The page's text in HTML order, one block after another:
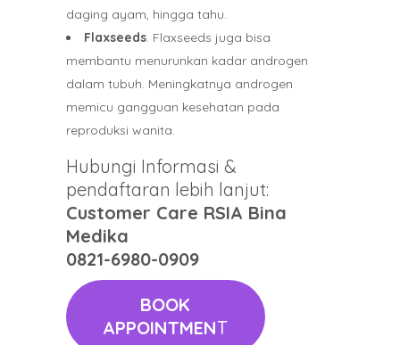
daging ayam, hingga tahu.
Flaxseeds. Flaxseeds juga bisa
membantu menurunkan kadar androgen
dalam tubuh. Meningkatnya androgen
memicu gangguan kesehatan pada
reproduksi wanita.
Hubungi Informasi &
pendaftaran lebih lanjut:
Customer Care RSIA Bina
Medika
0821-6980-0909
BOOK
APPOINTMENT